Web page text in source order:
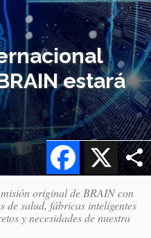
estará
X
Facebook
original de BRAIN con
de salud, fábricas inteligentes
y necesidades de nuestra